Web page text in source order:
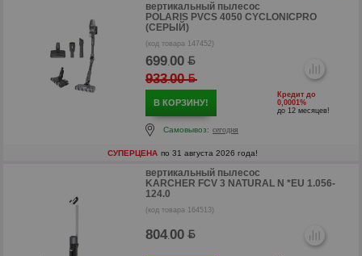
р
вертикальный пылесос
POLARIS PVCS 4050 CYCLONICPRO
(СЕРЫЙ)
(код товара 147452)
699.00
933.00
В КОРЗИНУ!
Кредит до
0,0001%
до 12 месяцев!
Самовывоз: сегодня
СУПЕРЦЕНА по 31 августа 2026 года!
вертикальный пылесос
KARCHER FCV 3 NATURAL N *EU 1.056-
124.0
(код товара 164513)
804.00